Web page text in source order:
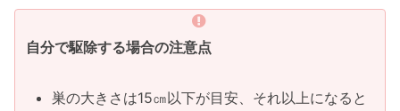
自分で駆除する場合の注意点
巣の大きさは15㎝以下が目安、それ以上になると